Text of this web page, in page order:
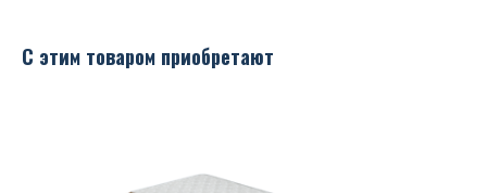
С этим товаром приобретают